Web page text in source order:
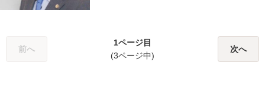
産、相続・遺言、交通事故な
前へ
1ページ目
(3ページ中)
次へ